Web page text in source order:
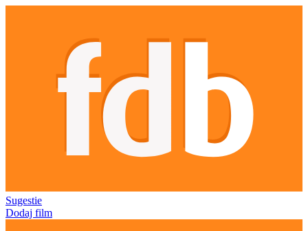
Sugestie
Dodaj film